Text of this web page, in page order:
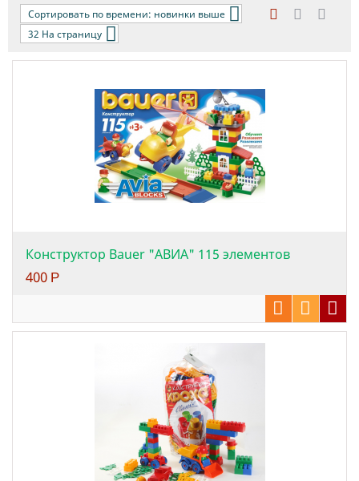
Сортировать по времени: новинки выше
32 На страницу
Конструктор Bauer "АВИА" 115 элементов
400 Р